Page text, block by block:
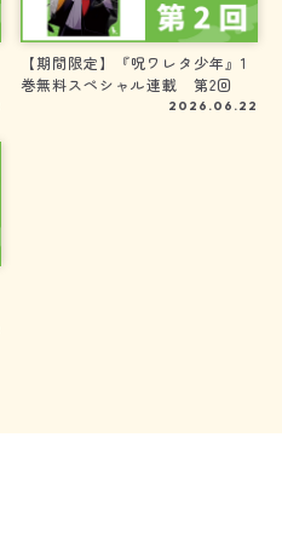
【期間限定】『呪ワレタ少年』1
巻無料スペシャル連載 第2回
2026.06.22